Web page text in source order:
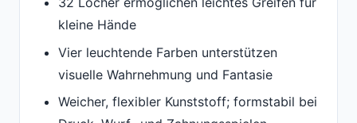
kleine Hände
Vier leuchtende Farben unterstützen
visuelle Wahrnehmung und Fantasie
Weicher, flexibler Kunststoff; formstabil bei